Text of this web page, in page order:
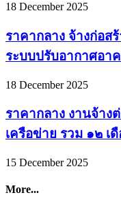
18 December 2025
ราคากลาง จ้างก่อส
ระบบปรับอากาศอา
18 December 2025
ราคากลาง งานจ้าง
เครือข่าย รวม ๑๒ เ
15 December 2025
More...